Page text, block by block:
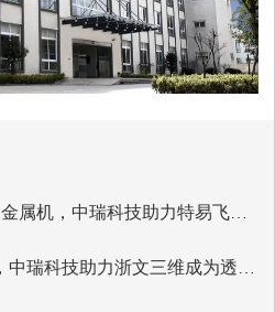
客户案例 | 2年半，130+台金属机，中瑞科技助力特易飞开启智造新篇
客户案例 | 从1台到100台，中瑞科技助力浙文三维成为透明件3D打印专家